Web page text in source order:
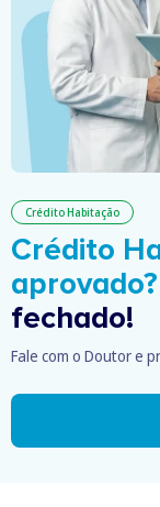
Crédito Habitação
Crédito
aprovado?
fechado!
Fale com o Doutor e